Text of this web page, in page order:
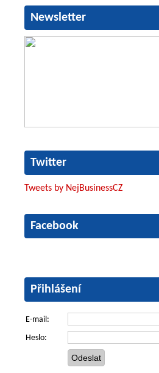
Newsletter
Twitter
Tweets by NejBusinessCZ
Facebook
Přihlášení
E-mail:
Heslo: